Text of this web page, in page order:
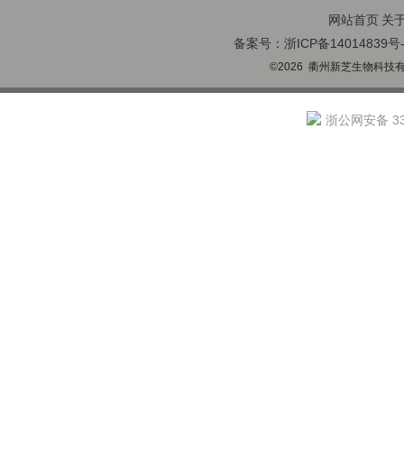
网站首页 关
备案号：浙ICP备14014839号
©2026 衢州新芝生物科技
浙公网安备